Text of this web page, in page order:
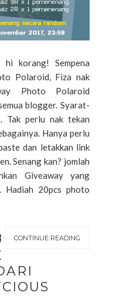
hi korang! Sempena
Polaroid, Fiza nak
Photo Polaroid
blogger. Syarat-
Tak perlu nak tekan
Hanya perlu
dan letakkan link
Senang kan? jomlah
Giveaway yang
Hadiah 20pcs photo
CONTINUE READING